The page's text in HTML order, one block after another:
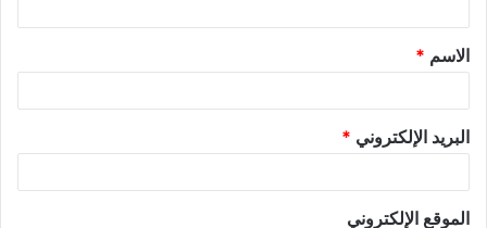
الاسم *
البريد الإلكتروني *
الموقع الإلكتروني